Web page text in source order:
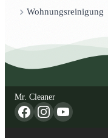
Wohnungsreinigung
Mr. Cleaner